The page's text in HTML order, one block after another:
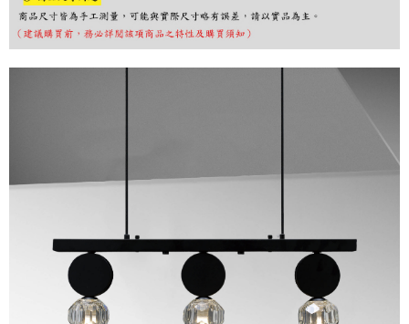
【注意事項】
１．透過由恩沛科技股份有限公司提供之「AFTEE先享後付」服務完成之交
易，需依本服務之必要範圍內提供個人資料，並將交易相關給付款項請求債
權轉讓予恩沛科技股份有限公司。
時審查核予不同之上限額度；若仍有額度不足之情形，本公司將視審查結果
恩沛科技股份有限公司將有權停止該用戶之使用額度並採取法律行動。